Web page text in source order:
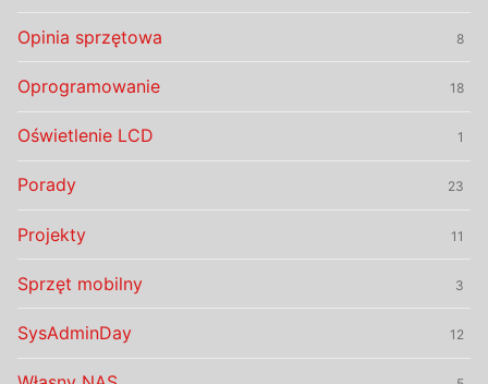
Opinia sprzętowa 8
Oprogramowanie 18
Oświetlenie LCD 1
Porady 23
Projekty 11
Sprzęt mobilny 3
SysAdminDay 12